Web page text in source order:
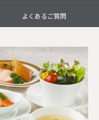
よくあるご質問